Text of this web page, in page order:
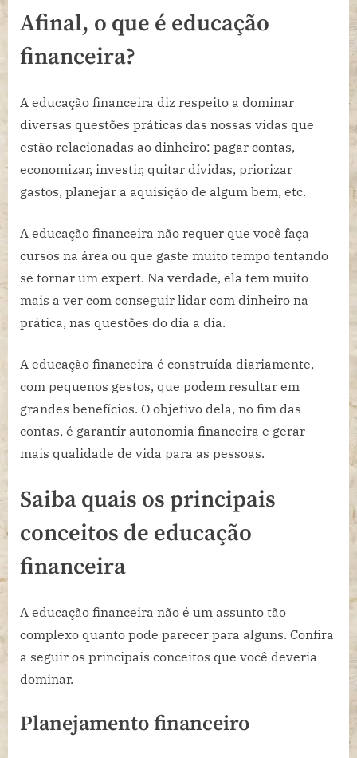
Afinal, o que é educação
financeira?
A educação financeira diz respeito a dominar
diversas questões práticas das nossas vidas que
estão relacionadas ao dinheiro: pagar contas,
economizar, investir, quitar dívidas, priorizar
gastos, planejar a aquisição de algum bem, etc.
A educação financeira não requer que você faça
cursos na área ou que gaste muito tempo tentando
se tornar um expert. Na verdade, ela tem muito
mais a ver com conseguir lidar com dinheiro na
prática, nas questões do dia a dia.
A educação financeira é construída diariamente,
com pequenos gestos, que podem resultar em
grandes benefícios. O objetivo dela, no fim das
contas, é garantir autonomia financeira e gerar
mais qualidade de vida para as pessoas.
Saiba quais os principais
conceitos de educação
financeira
A educação financeira não é um assunto tão
complexo quanto pode parecer para alguns. Confira
a seguir os principais conceitos que você deveria
dominar.
Planejamento financeiro